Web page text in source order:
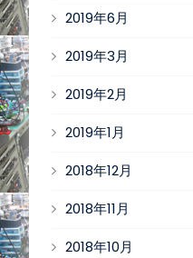
2019年6月
2019年3月
2019年2月
2019年1月
2018年12月
2018年11月
2018年10月